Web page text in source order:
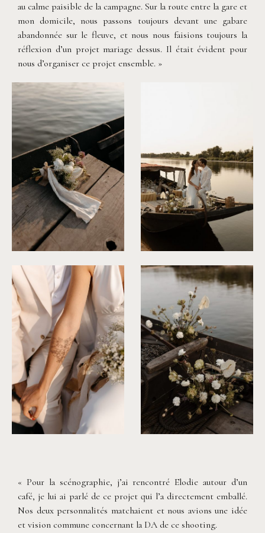
au calme paisible de la campagne. Sur la route entre la gare et
mon domicile, nous passons toujours devant une gabare
abandonnée sur le fleuve, et nous nous faisions toujours la
réflexion d’un projet mariage dessus. Il était évident pour
nous d’organiser ce projet ensemble. »
« Pour la scénographie, j’ai rencontré Elodie autour d’un
café, je lui ai parlé de ce projet qui l’a directement emballé.
Nos deux personnalités matchaient et nous avions une idée
et vision commune concernant la DA de ce shooting.